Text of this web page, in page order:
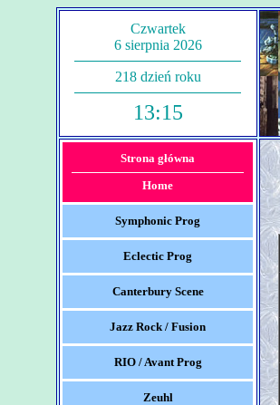
Czwartek
6 sierpnia 2026
218 dzień roku
13:15
Strona główna
Home
Symphonic Prog
Eclectic Prog
Canterbury Scene
Jazz Rock / Fusion
RIO / Avant Prog
Zeuhl